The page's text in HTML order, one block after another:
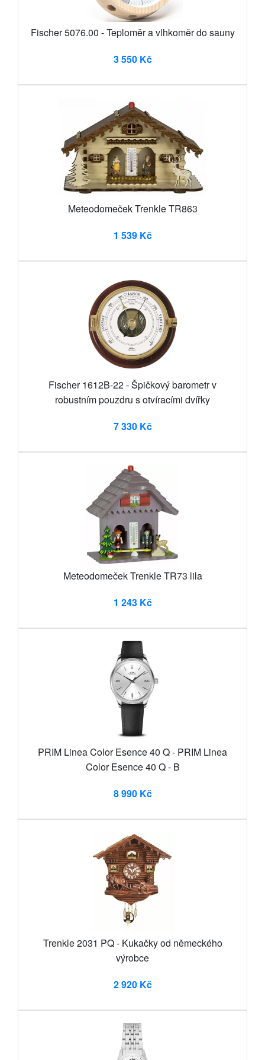
Fischer 5076.00 - Teploměr a vlhkoměr do sauny
3 550 Kč
Meteodomeček Trenkle TR863
1 539 Kč
Fischer 1612B-22 - Špičkový barometr v
robustním pouzdru s otvíracími dvířky
7 330 Kč
Meteodomeček Trenkle TR73 lila
1 243 Kč
PRIM Linea Color Esence 40 Q - PRIM Linea
Color Esence 40 Q - B
8 990 Kč
Trenkle 2031 PQ - Kukačky od německého
výrobce
2 920 Kč